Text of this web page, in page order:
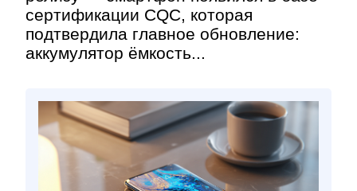
сертификации CQC, которая
подтвердила главное обновление:
аккумулятор ёмкость...